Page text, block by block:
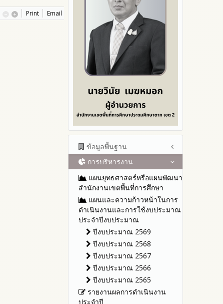
Print Email
ข้อมูลพื้นฐาน
โครงสร้าง หน้าที่และอำนาจ
ข้อมูลผู้บริหาร
ข้อมูลการติดต่อและ ช่อง
ทางการสอบถาม
ระเบียบ / กฎหมายที่เกี่ยวข้อง
นโยบายคุ้มครองข้อมูลส่วน
บุคคล
ข่าวประชาสัมพันธ์
ข่าวสารพัฒนาสำนักงาน
เกี่ยวข้องกับแนวทางส่งเสริมความ
โปร่งใส
การบริหารงาน
แผนยุทธศาสตร์หรือแผนพัฒนา
สำนักงานเขตพื้นที่การศึกษา
แผนและความก้าวหน้าในการ
ดำเนินงานและการใช้งบประมาณ
ประจำปีงบประมาณ
ปีงบประมาณ 2569
ปีงบประมาณ 2568
ปีงบประมาณ 2567
ปีงบประมาณ 2566
ปีงบประมาณ 2565
รายงานผลการดำเนินงาน
ประจำปี